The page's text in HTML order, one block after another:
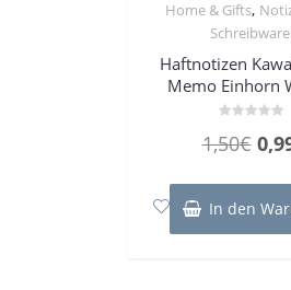
Home & Gifts,
Haftnotizen
Memo Einhorn
mit
5
1,50€
In den